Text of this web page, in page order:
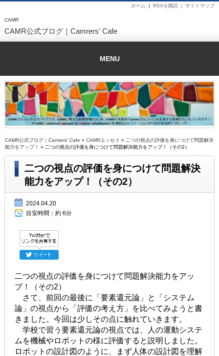
CAMR
サイトマップ
RSSを購読 |
ホーム |
CAMR公式ブログ｜Camrers' Cafe
MENU
CAMR公式ブログ｜Camrers' Cafe » CAMRエッセイ » 二つの視点の評価を身につけて問題解決
能力をアップ！
» 二つの視点の評価を身につけて問題解決能力をアップ！（その2）
二つの視点の評価を身につけて問題解決
能力をアップ！（その2）
2024.04.20
目安時間： 約 6分
二つの視点の評価を身につけて問題解決能力をアッ
プ！（その2）
さて、前回の最後に「要素還元論」と「システム
論」の視点から「評価の考え方」を比べてみようと書
きました。今回は少しその点に触れていきます。
学校で習う要素還元論の視点では、人の運動システ
ムを機械やロボットの様に評価すると説明しました。
ロボットの設計図のように、まず人体の設計図を理解